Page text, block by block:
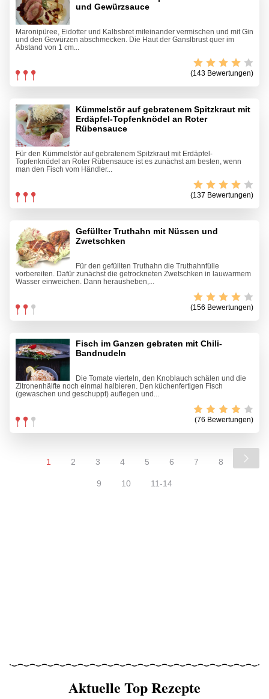
und Gewürzsauce
Maronipüree, Eidotter und Kalbsbret miteinander vermischen und mit Gin
und den Gewürzen abschmecken. Die Haut der Ganslbrust quer im
Abstand von 1 cm...
(143 Bewertungen)
Kümmelstör auf gebratenem Spitzkraut mit
Erdäpfel-Topfenknödel an Roter
Rübensauce
Für den Kümmelstör auf gebratenem Spitzkraut mit Erdäpfel-
Topfenknödel an Roter Rübensauce ist es zunächst am besten, wenn
man den Fisch vom Händler...
(137 Bewertungen)
Gefüllter Truthahn mit Nüssen und
Zwetschken
Für den gefüllten Truthahn die Truthahnfülle
vorbereiten. Dafür zunächst die getrockneten Zwetschken in lauwarmem
Wasser einweichen. Dann herausheben,...
(156 Bewertungen)
Fisch im Ganzen gebraten mit Chili-
Bandnudeln
Die Tomate vierteln, den Knoblauch schälen und die
Zitronenhälfte noch einmal halbieren. Den küchenfertigen Fisch
(gewaschen und geschuppt) auflegen und...
(76 Bewertungen)
1 2 3 4 5 6 7 8
9 10 11-14
Aktuelle Top Rezepte